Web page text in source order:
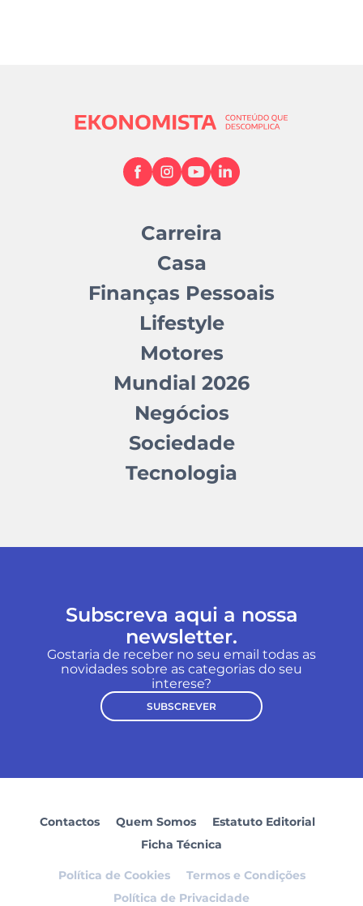
Carreira
Casa
Finanças Pessoais
Lifestyle
Motores
Mundial 2026
Negócios
Sociedade
Tecnologia
Subscreva aqui a nossa
newsletter.
Gostaria de receber no seu email todas as
novidades sobre as categorias do seu
interese?
SUBSCREVER
Contactos Quem Somos
Estatuto Editorial
Ficha Técnica
Política de Cookies
Termos e Condições
Política de Privacidade